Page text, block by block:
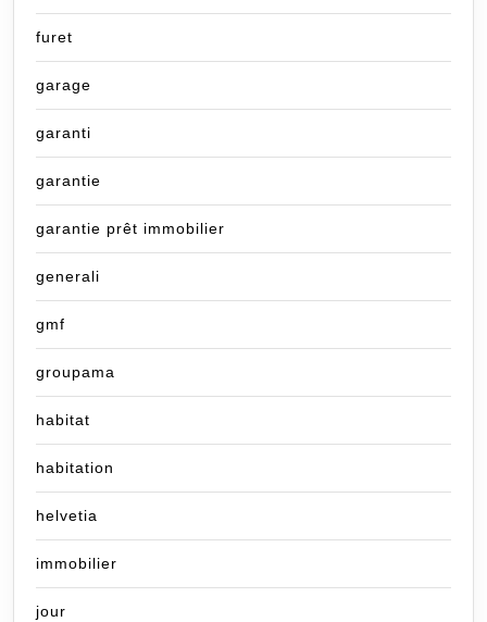
furet
garage
garanti
garantie
garantie prêt immobilier
generali
gmf
groupama
habitat
habitation
helvetia
immobilier
jour